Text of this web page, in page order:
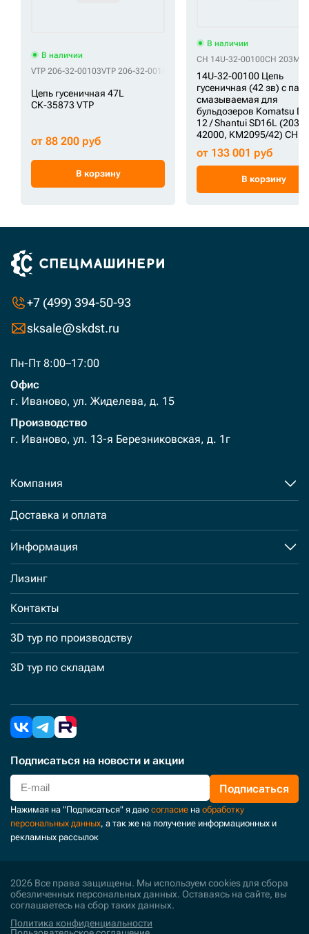
В наличии
VTP 206-32-00103VTP 206-32-00104 VTP 5608109 VTP 71401448
Цепь гусеничная 47L
СК-35873 VTP
от 88 200 руб
В корзину
В наличии
CH 14U-32-00100CH
14U-32-00100 Цепь
гусеничная (42 зв) с
смазываемая для
бульдозеров Komatsu
12 / Shantui SD16L
42000, KM2095/42) CH
от 133 001 руб
В корзину
+7 (499) 394-50-93
sksale@skdst.ru
Пн-Пт 8:00–17:00
Офис
г. Иваново, ул. Жиделева, д. 15
Производство
г. Иваново, ул. 13-я Березниковская, д. 1г
Компания
Доставка и оплата
Информация
Лизинг
Контакты
3D тур по производству
3D тур по складам
Подписаться на новости и акции
Подписаться
Нажимая на "Подписаться" я даю согласие на обработку
персональных данных, а так же на получение информационных и
рекламных рассылок
2026 Все права защищены. Мы используем cookies для сбора
обезличенных персональных данных. Оставаясь на сайте, вы
соглашаетесь на сбор таких данных.
Политика конфиденциальности